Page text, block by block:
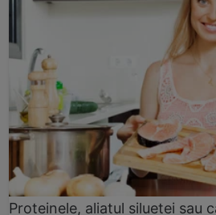
Proteinele, aliatul siluetei sau